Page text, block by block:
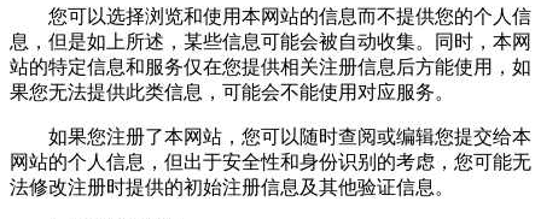
您可以选择浏览和使用本网站的信息而不提供您的个人信
息，但是如上所述，某些信息可能会被自动收集。同时，本网
站的特定信息和服务仅在您提供相关注册信息后方能使用，如
果您无法提供此类信息，可能会不能使用对应服务。
如果您注册了本网站，您可以随时查阅或编辑您提交给本
网站的个人信息，但出于安全性和身份识别的考虑，您可能无
法修改注册时提供的初始注册信息及其他验证信息。